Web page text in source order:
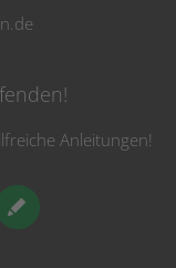
Anleitungen!